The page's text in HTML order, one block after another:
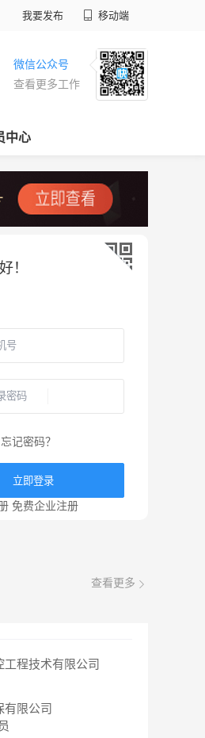
我要发布 移动端
微信公众号
查看更多工作
中心
！
忘记密码？
立即登录
免费企业注册
查看更多
工程技术有限公司
有限公司